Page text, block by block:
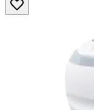
Sternen.
125